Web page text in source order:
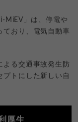
MiEV」は、停電や
ており、電気自動車
よる交通事故発生防
トにした新しい自
厚生